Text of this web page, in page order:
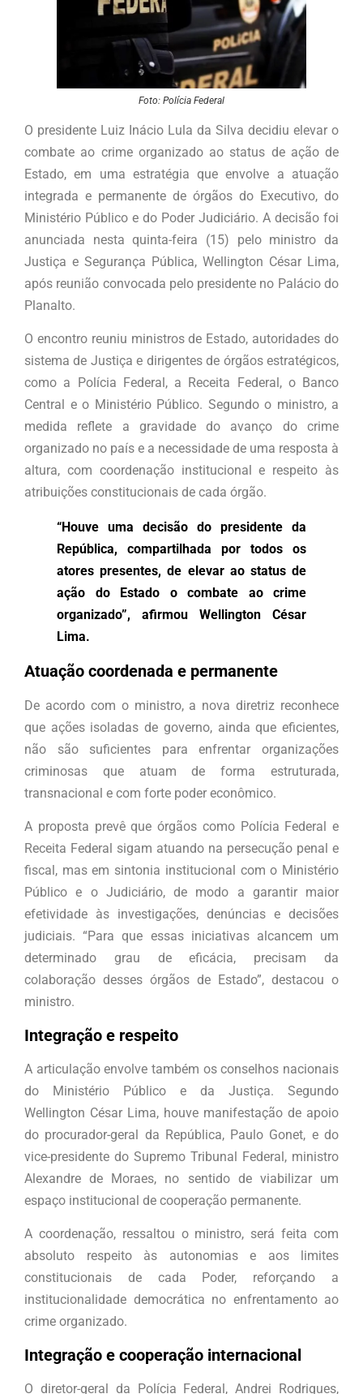
Foto: Polícia Federal
O presidente Luiz Inácio Lula da Silva decidiu elevar o
combate ao crime organizado ao status de ação de
Estado, em uma estratégia que envolve a atuação
integrada e permanente de órgãos do Executivo, do
Ministério Público e do Poder Judiciário. A decisão foi
anunciada nesta quinta-feira (15) pelo ministro da
Justiça e Segurança Pública, Wellington César Lima,
após reunião convocada pelo presidente no Palácio do
Planalto.
O encontro reuniu ministros de Estado, autoridades do
sistema de Justiça e dirigentes de órgãos estratégicos,
como a Polícia Federal, a Receita Federal, o Banco
Central e o Ministério Público. Segundo o ministro, a
medida reflete a gravidade do avanço do crime
organizado no país e a necessidade de uma resposta à
altura, com coordenação institucional e respeito às
atribuições constitucionais de cada órgão.
“Hou­ve uma decisão do presidente da
República, compartilhada por todos os
atores presentes, de elevar ao status de
ação do Estado o combate ao crime
organizado”, afirmou Wellington César
Lima.
Atuação coordenada e permanente
De acordo com o ministro, a nova diretriz reconhece
que ações isoladas de governo, ainda que eficientes,
não são suficientes para enfrentar organizações
criminosas que atuam de forma estruturada,
transnacional e com forte poder econômico.
A proposta prevê que órgãos como Polícia Federal e
Receita Federal sigam atuando na persecução penal e
fiscal, mas em sintonia institucional com o Ministério
Público e o Judiciário, de modo a garantir maior
efetividade às investigações, denúncias e decisões
judiciais. “Para que essas iniciativas alcancem um
determinado grau de eficácia, precisam da
colaboração desses órgãos de Estado”, destacou o
ministro.
Integração e respeito
A articulação envolve também os conselhos nacionais
do Ministério Público e da Justiça. Segundo
Wellington César Lima, houve manifestação de apoio
do procurador-geral da República, Paulo Gonet, e do
vice-presidente do Supremo Tribunal Federal, ministro
Alexandre de Moraes, no sentido de viabilizar um
espaço institucional de cooperação permanente.
A coordenação, ressaltou o ministro, será feita com
absoluto respeito às autonomias e aos limites
constitucionais de cada Poder, reforçando a
institucionalidade democrática no enfrentamento ao
crime organizado.
Integração e cooperação internacional
O diretor-geral da Polícia Federal, Andrei Rodrigues,